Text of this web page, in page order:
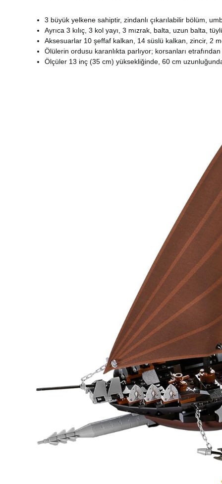
3 büyük yelkene sahiptir, zindanlı çıkarılabilir bölüm,
Ayrıca 3 kılıç, 3 kol yayı, 3 mızrak, balta, uzun balta,
Aksesuarlar 10 şeffaf kalkan, 14 süslü kalkan, zincir, 2
Ölülerin ordusu karanlıkta parlıyor; korsanları
Ölçüler 13 inç (35 cm) yüksekliğinde, 60 cm